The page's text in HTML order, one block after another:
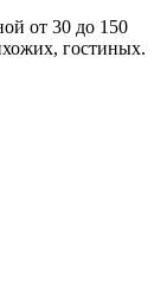
от 30 до 150
гостиных.